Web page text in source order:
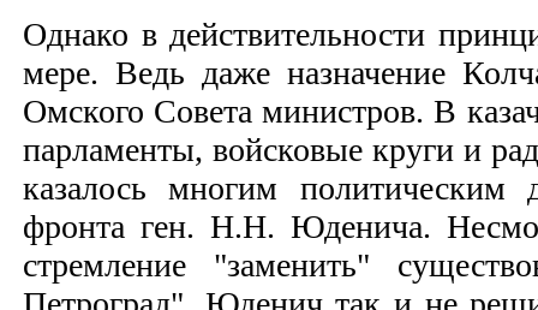
Однако в действительности
мере. Ведь даже назначение
Омского Совета министров. В
парламенты, войсковые круги и
казалось многим политическим
фронта ген. Н.Н. Юденича.
стремление "заменить"